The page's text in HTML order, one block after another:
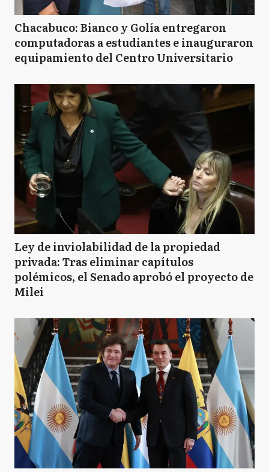
Chacabuco: Bianco y Golía entregaron
computadoras a estudiantes e inauguraron
equipamiento del Centro Universitario
Ley de inviolabilidad de la propiedad
privada: Tras eliminar capítulos
polémicos, el Senado aprobó el proyecto de
Milei